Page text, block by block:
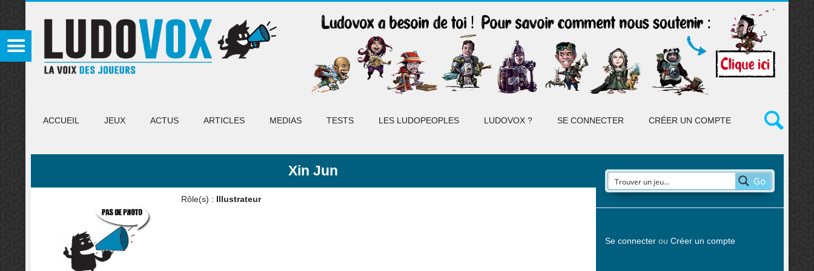
ACCUEIL JEUX ACTUS ARTICLES MEDIAS TESTS LES LUDOPEOPLES LUDOVOX ? SE CONNECTER CRÉER UN COMPTE
Xin Jun
Rôle(s) : Illustrateur
Go
Se connecterou Créer un compte